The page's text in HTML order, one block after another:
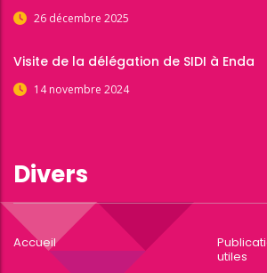
26 décembre 2025
Visite de la délégation de SIDI à Enda
14 novembre 2024
Divers
Accueil
utiles